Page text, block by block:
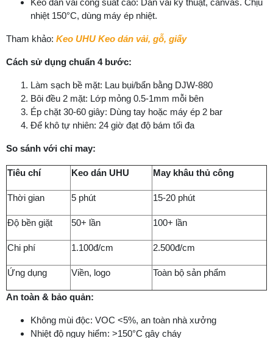
Keo dán vải công suất cao: Dán vải kỹ thuật, canvas. Chịu
nhiệt 150°C, dùng máy ép nhiệt.
Tham khảo: Keo UHU Keo dán vải, gỗ, giấy
Cách sử dụng chuẩn 4 bước:
Làm sạch bề mặt: Lau bụi/bẩn bằng DJW-880
Bôi đều 2 mặt: Lớp mỏng 0.5-1mm mỗi bên
Ép chặt 30-60 giây: Dùng tay hoặc máy ép 2 bar
Để khô tự nhiên: 24 giờ đạt độ bám tối đa
So sánh với chỉ may:
Tiêu chí Keo dán UHU May khâu thủ công
Thời gian 5 phút 15-20 phút
Độ bền giặt 50+ lần 100+ lần
Chi phí 1.100đ/cm 2.500đ/cm
Ứng dụng Viền, logo Toàn bộ sản phẩm
An toàn & bảo quản:
Không mùi độc: VOC <5%, an toàn nhà xưởng
Nhiệt độ nguy hiểm: >150°C gây cháy